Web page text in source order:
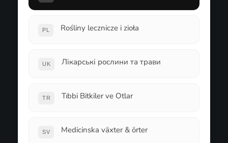
PL Rośliny lecznicze i zioła
UK Лікарські рослини та трави
TR Tıbbi Bitkiler ve Otlar
SV Medicinska växter & örter